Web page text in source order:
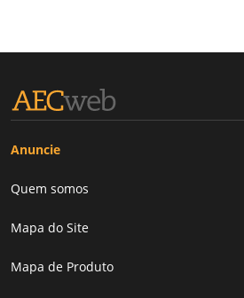
Anuncie
Quem somos
Mapa do Site
Mapa de Produto